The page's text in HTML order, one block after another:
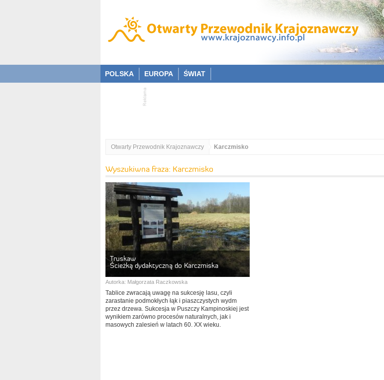
POLSKA EUROPA ŚWIAT
Otwarty Przewodnik Krajoznawczy Karczmisko
Wyszukiwna fraza: Karczmisko
Truskaw
Ścieżką dydaktyczną do Karczmiska
Autorka: Małgorzata Raczkowska
Tablice zwracają uwagę na sukcesję lasu, czyli
zarastanie podmokłych łąk i piaszczystych wydm
przez drzewa. Sukcesja w Puszczy Kampinoskiej jest
wynikiem zarówno procesów naturalnych, jak i
masowych zalesień w latach 60. XX wieku.